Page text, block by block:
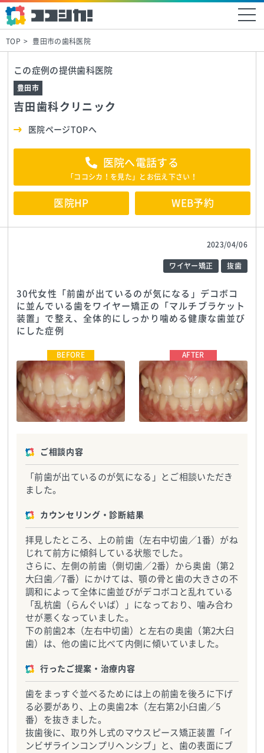
TOP 豊田市の歯科医院
この症例の提供歯科医院
吉田歯科クリニック
豊田市
医院ページTOPへ
医院へ電話する
「ココシカ！を見た」とお伝え下さい！
医院HP WEB予約
ワイヤー矯正 抜歯
2023/04/06
30代女性「前歯が出ているのが気になる」デコボコ
に並んでいる歯をワイヤー矯正の「マルチブラケット
装置」で整え、全体的にしっかり噛める健康な歯並び
にした症例
吉田歯科クリニックTEL:0565418022 吉田歯科クリニックTEL:0565418022
ご相談内容
「前歯が出ているのが気になる」とご相談いただき
ました。
カウンセリング・診断結果
拝見したところ、上の前歯（左右中切歯／1番）がね
じれて前方に傾斜している状態でした。
さらに、左側の前歯（側切歯／2番）から奥歯（第2
大臼歯／7番）にかけては、顎の骨と歯の大きさの不
調和によって全体に歯並びがデコボコと乱れている
「乱杭歯（らんぐいば）」になっており、噛み合わ
せが悪くなっていました。
下の前歯2本（左右中切歯）と左右の奥歯（第2大臼
歯）は、他の歯に比べて内側に傾いていました。
行ったご提案・治療内容
歯をまっすぐ並べるためには上の前歯を後ろに下げ
る必要があり、上の奥歯2本（左右第2小臼歯／5
番）を抜きました。
抜歯後に、取り外し式のマウスピース矯正装置「イ
ンビザラインコンプリヘンシブ」と、歯の表面にブ